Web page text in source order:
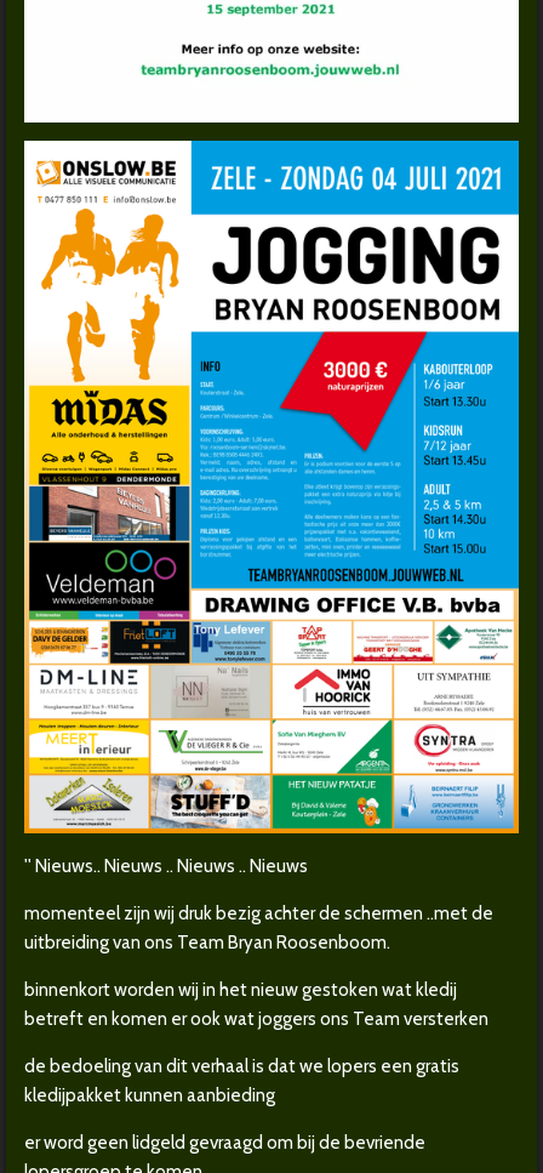
'' Nieuws.. Nieuws .. Nieuws .. Nieuws
momenteel zijn wij druk bezig achter de schermen ..met de
uitbreiding van ons Team Bryan Roosenboom.
binnenkort worden wij in het nieuw gestoken wat kledij
betreft en komen er ook wat joggers ons Team versterken
de bedoeling van dit verhaal is dat we lopers een gratis
kledijpakket kunnen aanbieding
er word geen lidgeld gevraagd om bij de bevriende